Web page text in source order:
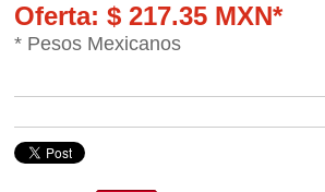
Oferta: $ 217.35 MXN*
* Pesos Mexicanos